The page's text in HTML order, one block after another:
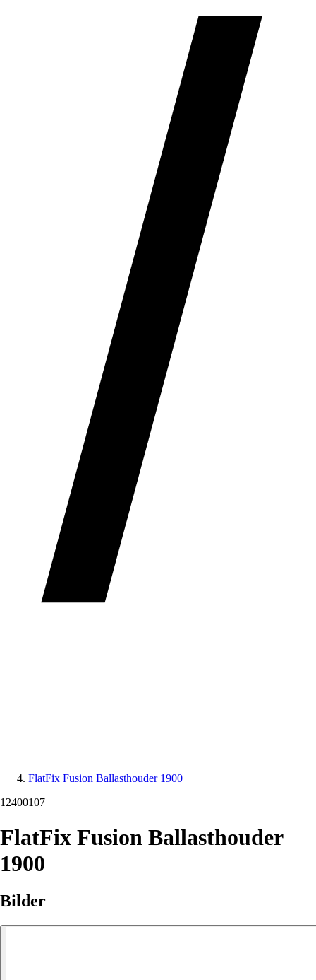
FlatFix Fusion Ballasthouder 1900
12400107
FlatFix Fusion Ballasthouder
1900
Bilder